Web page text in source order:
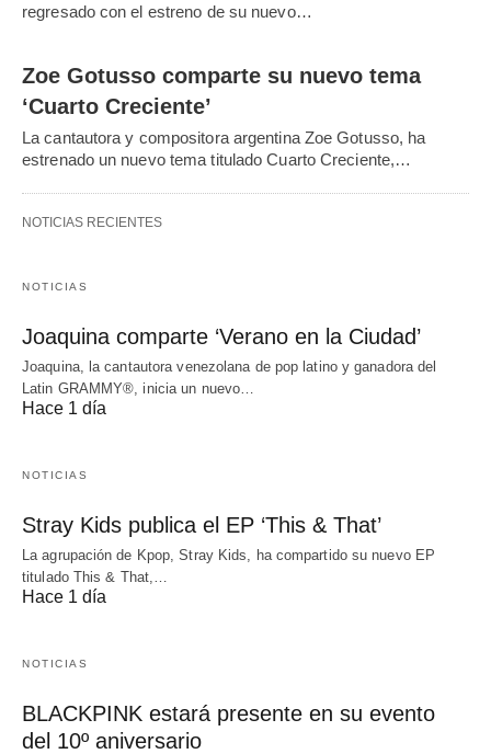
regresado con el estreno de su nuevo…
Zoe Gotusso comparte su nuevo tema
‘Cuarto Creciente’
La cantautora y compositora argentina Zoe Gotusso, ha
estrenado un nuevo tema titulado Cuarto Creciente,…
NOTICIAS RECIENTES
NOTICIAS
Joaquina comparte ‘Verano en la Ciudad’
Joaquina, la cantautora venezolana de pop latino y ganadora del
Latin GRAMMY®, inicia un nuevo…
Hace 1 día
NOTICIAS
Stray Kids publica el EP ‘This & That’
La agrupación de Kpop, Stray Kids, ha compartido su nuevo EP
titulado This & That,…
Hace 1 día
NOTICIAS
BLACKPINK estará presente en su evento
del 10º aniversario